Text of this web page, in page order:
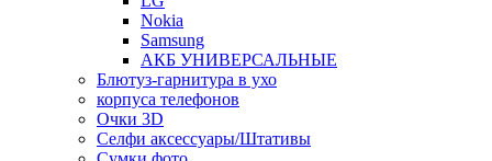
Nokia
Samsung
АКБ УНИВЕРСАЛЬНЫЕ
Блютуз-гарнитура в ухо
корпуса телефонов
Очки 3D
Селфи аксессуары/Штативы